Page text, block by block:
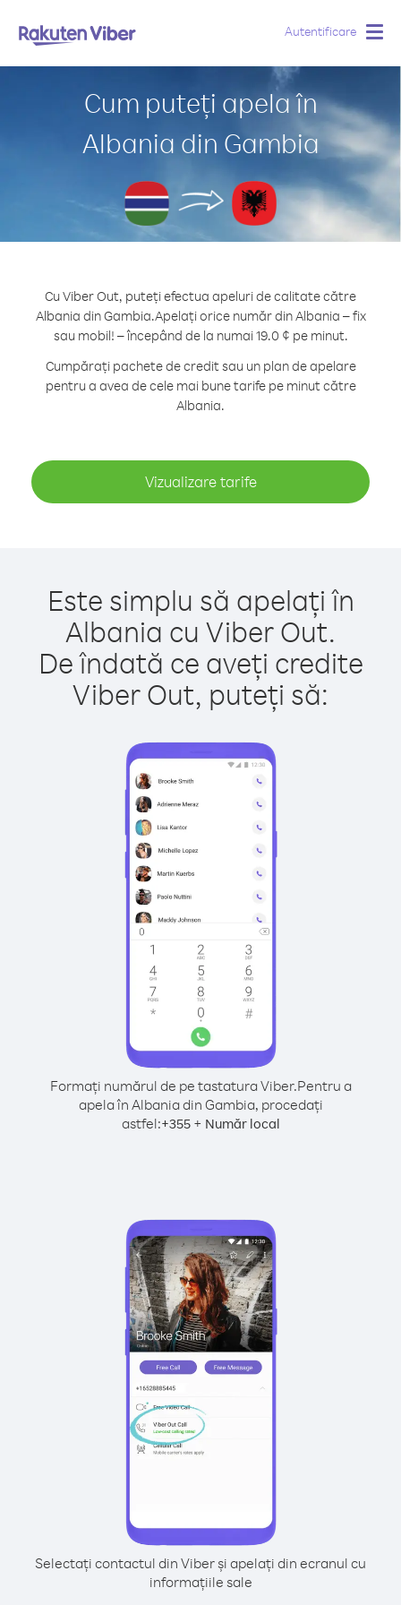
Autentificare
Cum puteți apela în
Albania din Gambia
Cu Viber Out, puteți efectua apeluri de calitate către
Albania din Gambia.Apelați orice număr din Albania – fix
sau mobil! – începând de la numai 19.0 ¢ pe minut.
Cumpărați pachete de credit sau un plan de apelare
pentru a avea de cele mai bune tarife pe minut către
Albania.
Vizualizare tarife
Este simplu să apelați în
Albania cu Viber Out.
De îndată ce aveți credite
Viber Out, puteți să:
Formați numărul de pe tastatura Viber.Pentru a
apela în Albania din Gambia, procedați
astfel:+355+ Număr local
Selectați contactul din Viber și apelați din ecranul cu
informațiile sale